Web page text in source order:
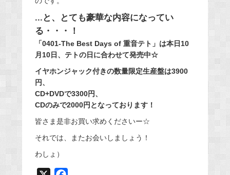
...と、とても豪華な内容になってい
る・・・！
「0401-The Best Days of 重音テト」は本日10
月10日、テトの日に合わせて発売中☆
イヤホンジャック付きの数量限定生産盤は3900
円、
CD+DVDで3300円、
CDのみで2000円となっております！
皆さま是非お買い求めくださいー☆
それでは、またお会いしましょう！
わしょ）